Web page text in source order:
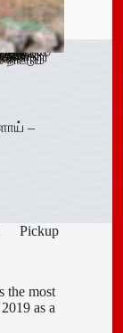
பேருக்கு
பணிகள்
–
Pickup
the most
as a